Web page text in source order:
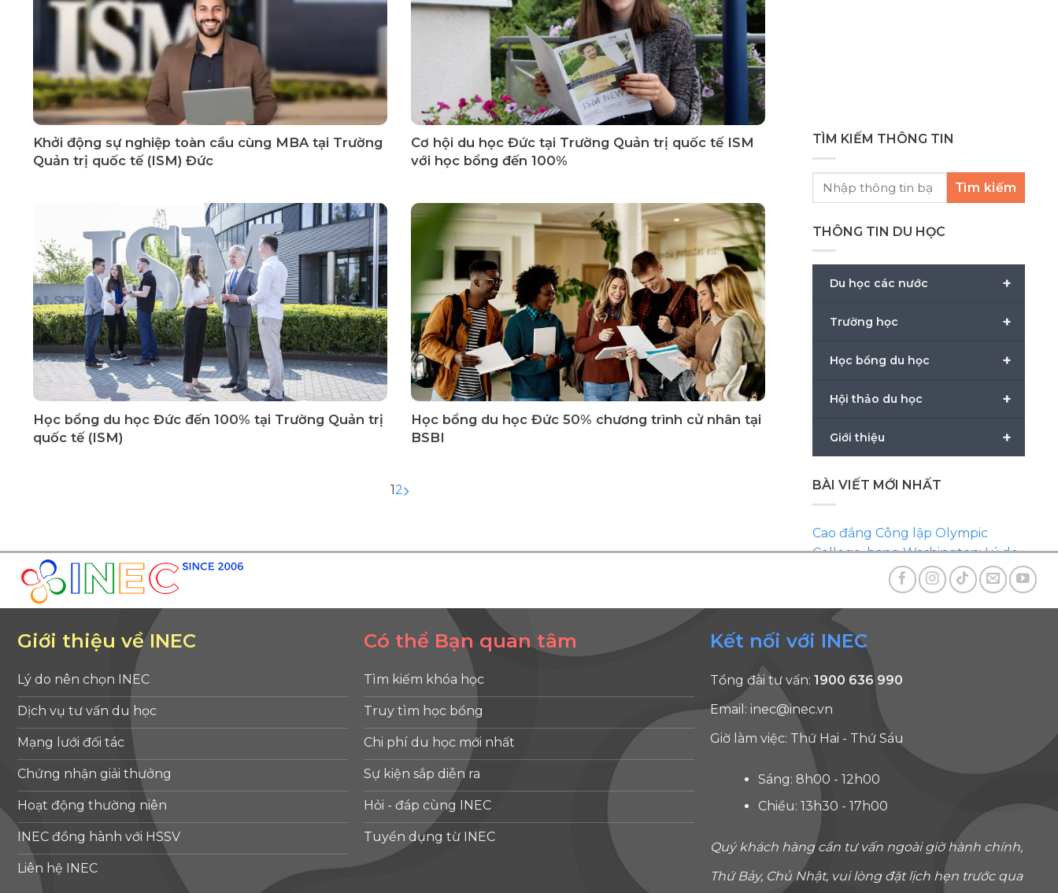
Khởi động sự nghiệp toàn cầu cùng MBA tại Trường
Quản trị quốc tế (ISM) Đức
Cơ hội du học Đức tại Trường Quản trị quốc tế ISM
với học bổng đến 100%
Học bổng du học Đức đến 100% tại Trường Quản trị
quốc tế (ISM)
Học bổng du học Đức 50% chương trình cử nhân tại
BSBI
12
TÌM KIẾM THÔNG TIN
Tìm kiếm
THÔNG TIN DU HỌC
+
Du học các nước
+
Trường học
+
Học bổng du học
+
Hội thảo du học
+
Giới thiệu
BÀI VIẾT MỚI NHẤT
Cao đẳng Công lập Olympic
College, bang Washington: Lý do
nên chọn khi du học Mỹ
đa cơ hội vào đại học Top Úc
Từ nỗ lực đến JCU Merit
Scholarship giá trị đến 400 triệu:
Bén duyên qua hội thảo, chinh
phục ngành học mới, “rinh” luôn
học bổng ASEAN!
theo đuổi!
TRẢI NGHIỆM KHÁCH HÀNG
Giới thiệu về INEC
Lý do nên chọn INEC
Dịch vụ tư vấn du học
Mạng lưới đối tác
Chứng nhận giải thưởng
Hoạt động thường niên
INEC đồng hành với HSSV
Liên hệ INEC
Có thể Bạn quan tâm
Tìm kiếm khóa học
Truy tìm học bổng
Chi phí du học mới nhất
Sự kiện sắp diễn ra
Hỏi - đáp cùng INEC
Tuyển dụng từ INEC
Kết nối với INEC
Tổng đài tư vấn: 1900 636 990
Email: inec@inec.vn
Giờ làm việc: Thứ Hai - Thứ Sáu
Sáng: 8h00 - 12h00
Chiều: 13h30 - 17h00
Quý khách hàng cần tư vấn ngoài giờ hành chính,
Thứ Bảy, Chủ Nhật, vui lòng đặt lịch hẹn trước qua